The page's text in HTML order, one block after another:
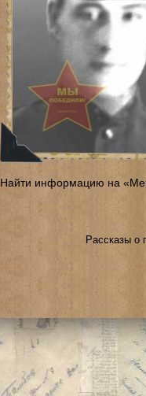
Найти информацию на
Рассказы о